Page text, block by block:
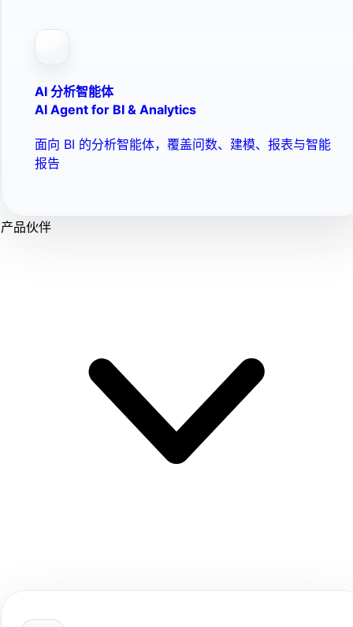
AI 分析智能体
AI Agent for BI & Analytics
面向 BI 的分析智能体，覆盖问数、建模、报表与智能
报告
产品伙伴